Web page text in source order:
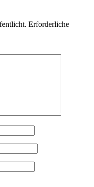
Erforderliche